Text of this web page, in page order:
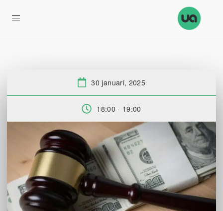
Datum:
30 januari, 2025
Tid:
18:00 - 19:00